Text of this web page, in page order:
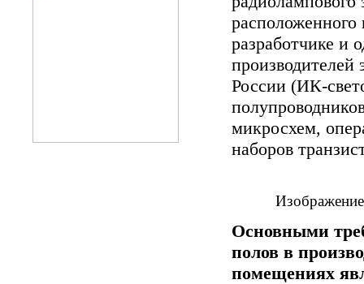
расположенного
разработчике и
производителей
России (ИК-
микросхем,
наборов
Основными
полов в
помещениях